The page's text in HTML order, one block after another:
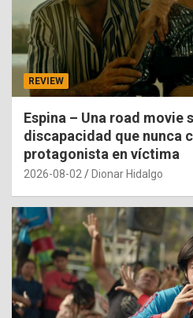
REVIEW
Espina – Una road movie
discapacidad que nunca
protagonista en víctima
2026-08-02 Dionar Hidalgo